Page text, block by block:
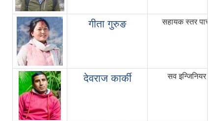
गीता गुरुङ सहायक स्तर पाचौ
देवराज कार्की सव इन्जिनियर